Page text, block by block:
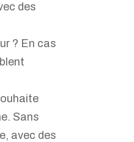
des
? En cas
Sans
avec des